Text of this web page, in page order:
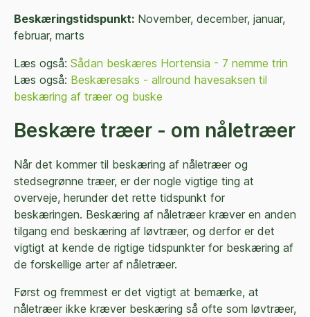
Beskæringstidspunkt: November, december, januar,
februar, marts
Læs også: Sådan beskæres Hortensia - 7 nemme trin
Læs også: Beskæresaks - allround havesaksen til
beskæring af træer og buske
Beskære træer - om nåletræer
Når det kommer til beskæring af nåletræer og
stedsegrønne træer, er der nogle vigtige ting at
overveje, herunder det rette tidspunkt for
beskæringen. Beskæring af nåletræer kræver en anden
tilgang end beskæring af løvtræer, og derfor er det
vigtigt at kende de rigtige tidspunkter for beskæring af
de forskellige arter af nåletræer.
Først og fremmest er det vigtigt at bemærke, at
nåletræer ikke kræver beskæring så ofte som løvtræer,